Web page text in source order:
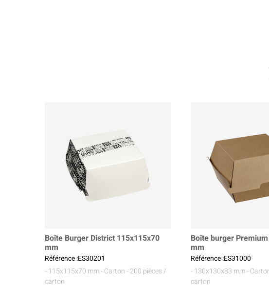
Boîte Burger District 115x115x70
mm
Référence :ES30201
- 115x115x70 mm- Carton- 200 pièces /
carton
Boîte burger
mm
Référence :ES31000
- 130x130x83 mm-
carton